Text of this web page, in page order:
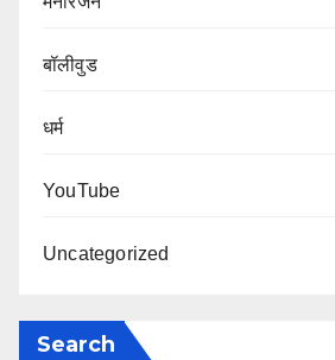
बॉलीवुड
धर्म
YouTube
Uncategorized
Search